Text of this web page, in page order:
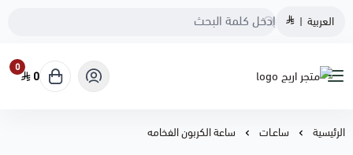
العربية |
متجر اريج
0
0
الرئيسية ساعـات ساعة الكربون الفخامه